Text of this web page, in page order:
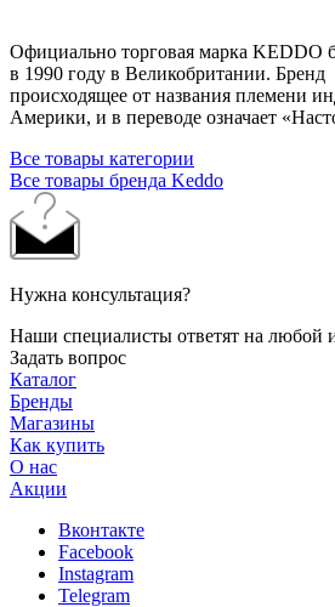
Официально торговая марка KEDDO
в 1990 году в Великобритании. Бренд
происходящее от названия племени
Америки, и в переводе означает
Все товары категории
Все товары бренда Keddo
Нужна консультация?
Наши специалисты ответят на любой
Задать вопрос
Каталог
Бренды
Магазины
Как купить
О нас
Акции
Вконтакте
Facebook
Instagram
Telegram